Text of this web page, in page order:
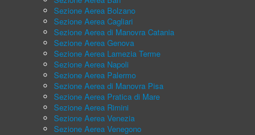
Sezione Aerea Bolzano
Sezione Aerea Cagliari
Sezione Aerea di Manovra Catania
Sezione Aerea Genova
Sezione Aerea Lamezia Terme
Sezione Aerea Napoli
Sezione Aerea Palermo
Sezione Aerea di Manovra Pisa
Sezione Aerea Pratica di Mare
Sezione Aerea Rimini
Sezione Aerea Venezia
Sezione Aerea Venegono